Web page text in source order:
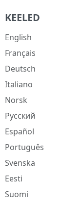
KEELED
English
Français
Deutsch
Italiano
Norsk
Русский
Español
Português
Svenska
Eesti
Suomi